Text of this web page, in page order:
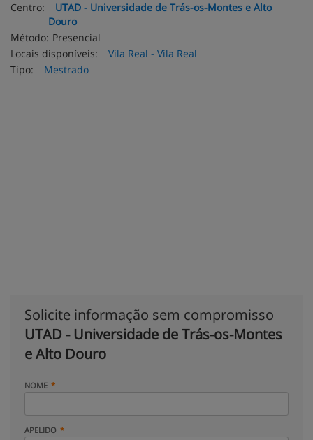
Centro:
UTAD - Universidade de Trás-os-Montes e Alto
Douro
Método: Presencial
Locais disponíveis:
Vila Real - Vila Real
Tipo:
Mestrado
Solicite informação sem compromisso
UTAD - Universidade de Trás-os-Montes
e Alto Douro
NOME
APELIDO